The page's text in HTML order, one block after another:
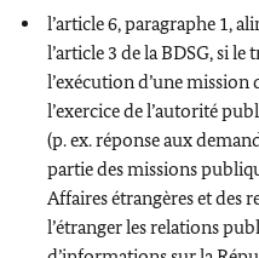
l’article 6, paragraphe 1,
l’article 3 de la BDSG, si le
l’exécution d’une
l’exercice de l’autorité
(p. ex. réponse aux
partie des missions
Affaires étrangères et des
l’étranger les relations